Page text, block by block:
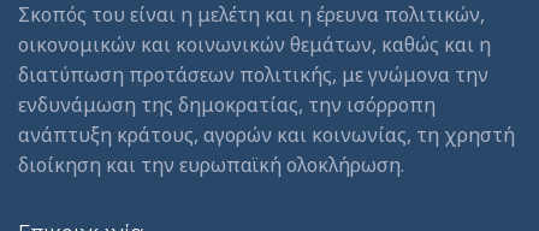
Σκοπός του είναι η μελέτη και η έρευνα πολιτικών,
οικονομικών και κοινωνικών θεμάτων, καθώς και η
διατύπωση προτάσεων πολιτικής, με γνώμονα την
ενδυνάμωση της δημοκρατίας, την ισόρροπη
ανάπτυξη κράτους, αγορών και κοινωνίας, τη χρηστή
διοίκηση και την ευρωπαϊκή ολοκλήρωση.